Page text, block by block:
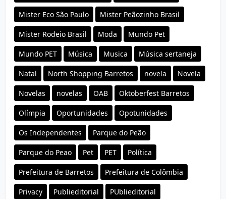
Mister Eco São Paulo Mister Peãozinho Brasil
Mister Rodeio Brasil Moda Mundo Pet
Mundo PET Música Musica Música sertaneja
Natal North Shopping Barretos novela Novela
Novelas novelas OAB Oktoberfest Barretos
Olímpia Oportunidades Opotunidades
Os Independentes Parque do Peão
Parque do Peao Pet PET Política
Prefeitura de Barretos Prefeitura de Colômbia
Privacy Publieditorial PUblieditorial